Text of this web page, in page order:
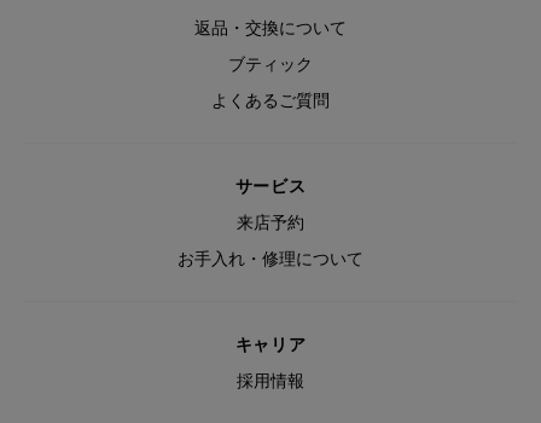
返品・交換について
ブティック
よくあるご質問
サービス
来店予約
お手入れ・修理について
キャリア
採用情報